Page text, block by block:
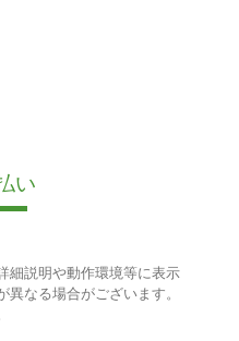
い
細説明や動作環境等に表示
なる場合がございます。